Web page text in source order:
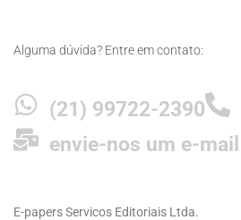
Alguma dúvida? Entre em contato:
(21) 99722-2390
envie-nos um e-mail
E-papers Servicos Editoriais Ltda.